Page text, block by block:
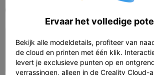
0.2mm layer, 2 walls, 15%
 1 plates
Ervaar het volledige
Bekijk alle modeldetails, profiteer van
de cloud en printen met één klik.
levert je exclusieve punten op en
verrassingen, alleen in de Creality Cloud-